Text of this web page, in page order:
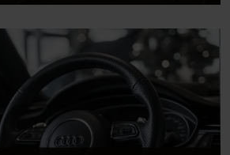
Lees verder